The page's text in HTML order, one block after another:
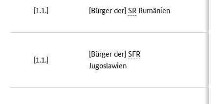
[1.1.] [Bürger der]SR Rumänien
[1.1.]
[Bürger der]SFR
Jugoslawien